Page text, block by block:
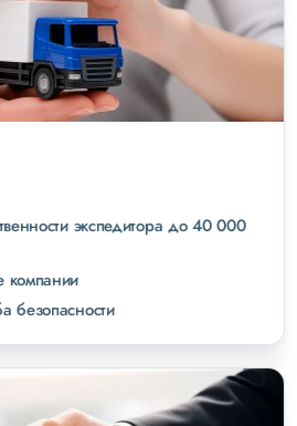
экспедитора до 40 000
компании
безопасности